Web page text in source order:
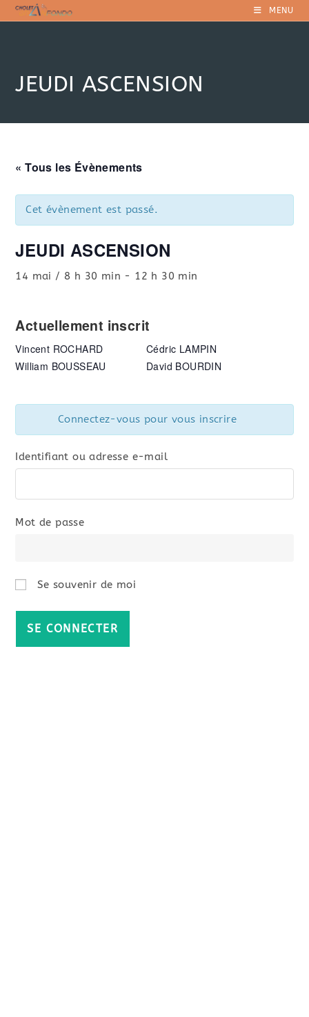
Skip
to
MENU
JEUDI ASCENSION
« Tous les Évènements
Cet évènement est passé.
JEUDI ASCENSION
14 mai / 8 h 30 min - 12 h 30 min
Actuellement inscrit
Vincent ROCHARD
William BOUSSEAU
Cédric LAMPIN
David BOURDIN
Connectez-vous pour vous inscrire
Identifiant ou adresse e-mail
Mot de passe
Se souvenir de moi